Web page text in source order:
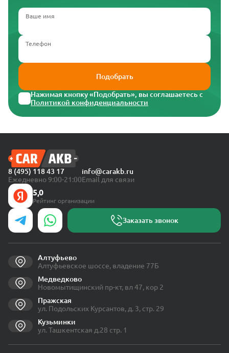
Ваше имя
Телефон
Подобрать
Нажимая кнопку «Подобрать», вы соглашаетесь с
Политикой конфиденциальности
8 (495) 118 43 17
Ежедневно 9:00-21:00
info@carakb.ru
Email для связи
5,0
Рейтинг организации
Заказать звонок
Алтуфьево
Алтуфьевское шоссе, владение 77Б
Медведково
Новомытищинский пр-кт, вл 47, кор 2
Пражская
ул. Подольских Курсантов, д. 3, стр. 29
Кузьминки
ул. Ташкентская д.28 стр. 1